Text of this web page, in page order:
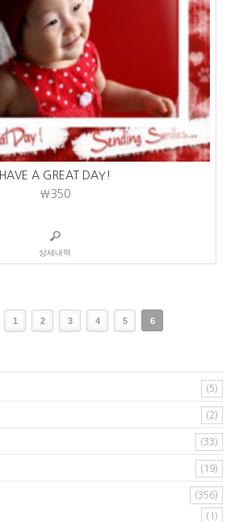
HAVE A GREAT DAY!
₩350
상세내역
1 2 3 4 5 6
(5)
(2)
(33)
(19)
(356)
(1)